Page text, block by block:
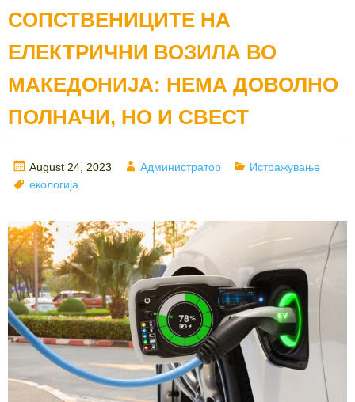
СОПСТВЕНИЦИТЕ НА
ЕЛЕКТРИЧНИ ВОЗИЛА ВО
МАКЕДОНИЈА: НЕМА ДОВОЛНО
ПОЛНАЧИ, НО И СВЕСТ
Posted
on
August 24, 2023 Author
Администратор Categories
Истражување
Tags
екологија